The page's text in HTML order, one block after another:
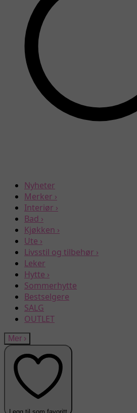
Nyheter
Merker ›
Interiør ›
Bad ›
Kjøkken ›
Ute ›
Livsstil og tilbehør ›
Leker
Hytte ›
Sommerhytte
Bestselgere
SALG
OUTLET
Mer ›